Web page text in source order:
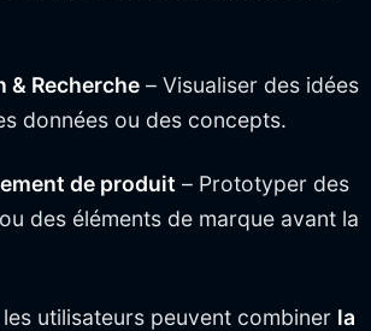
& Recherche – Visualiser des idées
données ou des concepts.
de produit – Prototyper des
des éléments de marque avant la
les utilisateurs peuvent combiner la